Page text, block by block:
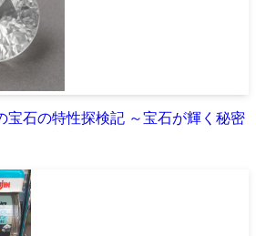
宝石の特性探検記 ～宝石が輝く秘密